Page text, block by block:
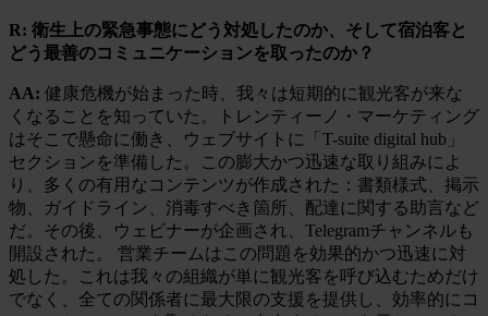
R: 衛生上の緊急事態にどう対処したのか、そして宿泊客と
どう最善のコミュニケーションを取ったのか？
AA: 健康危機が始まった時、我々は短期的に観光客が来な
くなることを知っていた。トレンティーノ・マーケティング
はそこで懸命に働き、ウェブサイトに「T-suite digital hub」
セクションを準備した。この膨大かつ迅速な取り組みによ
り、多くの有用なコンテンツが作成された：書類様式、掲示
物、ガイドライン、消毒すべき箇所、配達に関する助言など
だ。その後、ウェビナーが企画され、Telegramチャンネルも
開設された。 営業チームはこの問題を効果的かつ迅速に対
処した。これは我々の組織が単に観光客を呼び込むためだけ
でなく、全ての関係者に最大限の支援を提供し、効率的にコ